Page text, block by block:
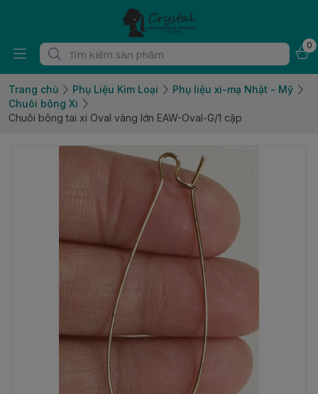
0
Trang chủ Phụ Liệu Kim Loại
Phụ liệu xi-mạ Nhật - Mỹ
Chuôi bông Xi
Chuôi bông tai xi Oval vàng lớn EAW-Oval-G/1 cặp